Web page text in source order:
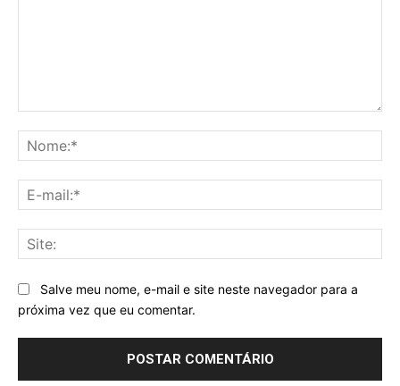
Salve meu nome, e-mail e site neste navegador para a
próxima vez que eu comentar.